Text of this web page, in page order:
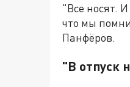
"Все носят.
что мы
Панфёров.
"В отпуск